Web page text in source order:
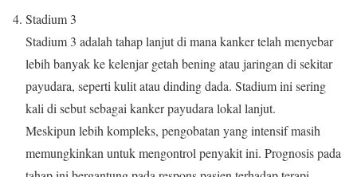
Stadium 3
Stadium 3 adalah tahap lanjut di mana kanker telah menyebar
lebih banyak ke kelenjar getah bening atau jaringan di sekitar
payudara, seperti kulit atau dinding dada. Stadium ini sering
kali di sebut sebagai kanker payudara lokal lanjut.
Meskipun lebih kompleks, pengobatan yang intensif masih
memungkinkan untuk mengontrol penyakit ini. Prognosis pada